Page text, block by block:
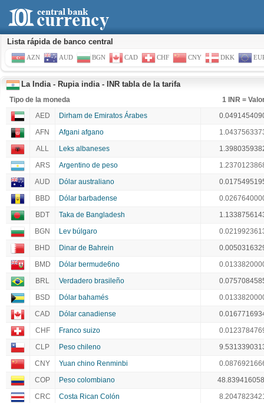
Lista rápida de banco central
AZN AUD BGN CAD CHF CNY DKK
La India - Rupia india - INR tabla de la tarifa
Tipo de la moneda
1 INR =
AED
Dirham de Emiratos Árabes
AFN
Afgani afgano
ALL
Leks albaneses
ARS
Argentino de peso
AUD
Dólar australiano
BBD
Dólar barbadense
BDT
Taka de Bangladesh
BGN
Lev búlgaro
BHD
Dinar de Bahrein
BMD
Dólar bermude6no
BRL
Verdadero brasileño
BSD
Dólar bahamés
CAD
Dólar canadiense
CHF
Franco suizo
CLP
Peso chileno
CNY
Yuan chino Renminbi
COP
Peso colombiano
CRC
Costa Rican Colón